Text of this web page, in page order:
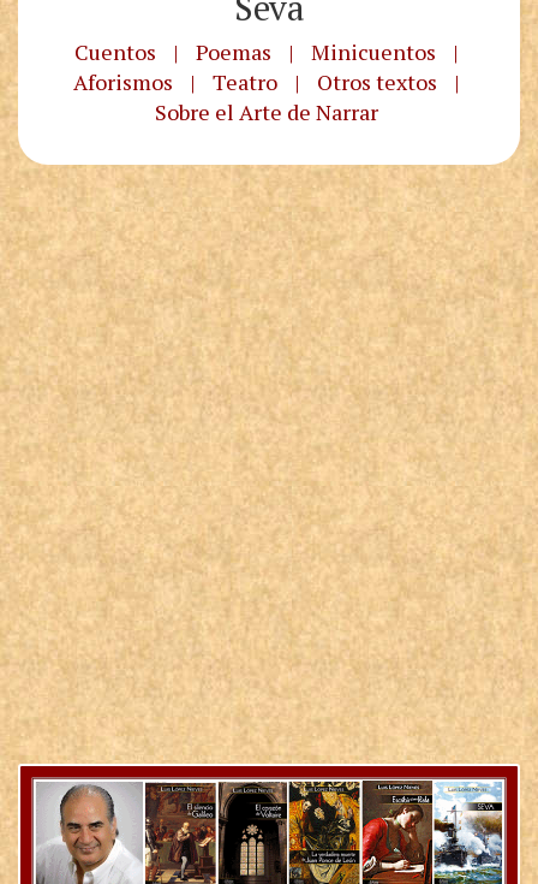
Cuentos | Poemas | Minicuentos
|
Aforismos
| Teatro | Otros textos
|
Sobre el Arte de Narrar